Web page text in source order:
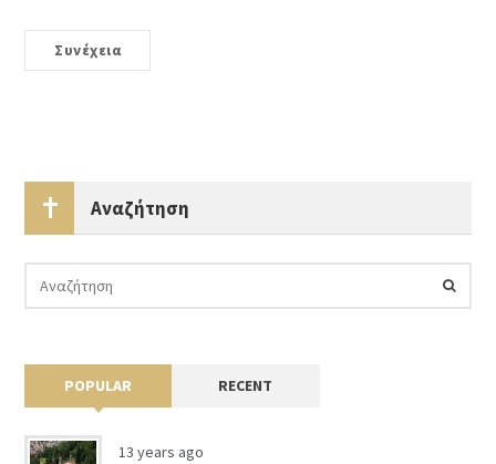
Συνέχεια
Αναζήτηση
POPULAR RECENT
13 years ago